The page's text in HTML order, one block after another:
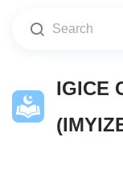
IGICE